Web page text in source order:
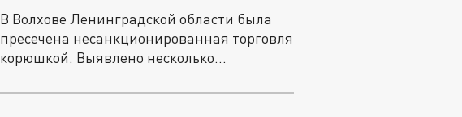
В Волхове Ленинградской области была
пресечена несанкционированная торговля
корюшкой. Выявлено несколько...